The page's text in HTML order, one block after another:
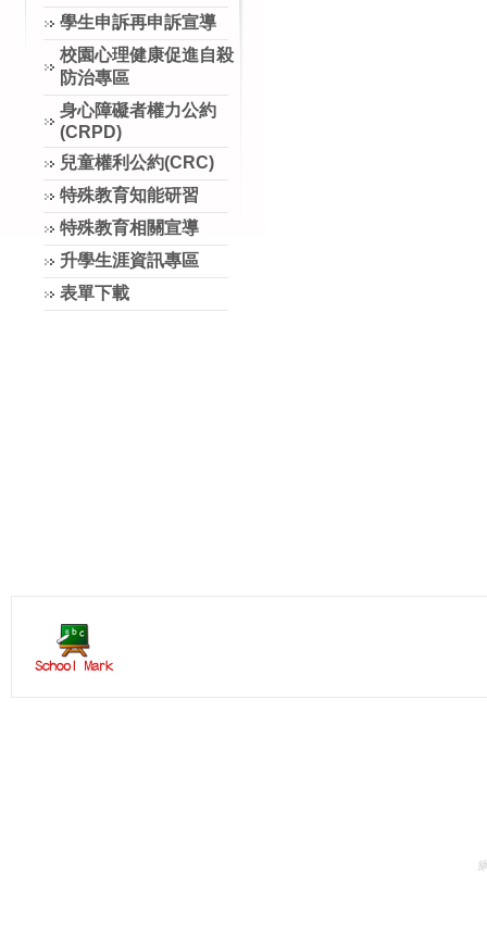
學生申訴再申訴宣導
校園心理健康促進自殺
防治專區
身心障礙者權力公約
(CRPD)
兒童權利公約(CRC)
特殊教育知能研習
特殊教育相關宣導
升學生涯資訊專區
表單下載